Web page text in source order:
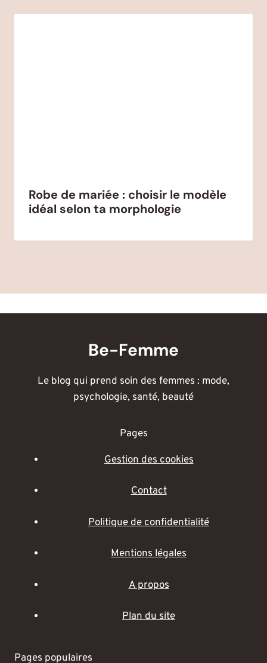
Robe de mariée : choisir le modèle
idéal selon ta morphologie
Be-Femme
Le blog qui prend soin des femmes : mode,
psychologie, santé, beauté
Pages
Gestion des cookies
Contact
Politique de confidentialité
Mentions légales
A propos
Plan du site
Pages populaires